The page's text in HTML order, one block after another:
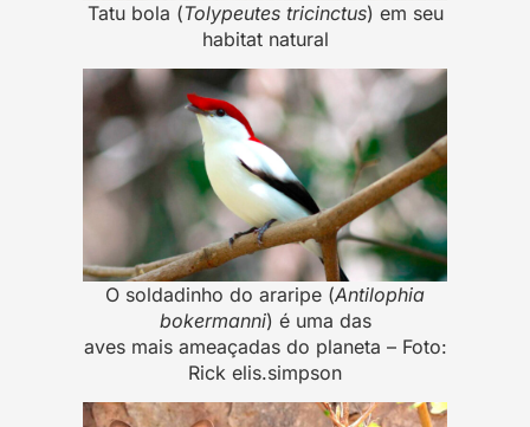
Tatu bola (Tolypeutes tricinctus) em seu
habitat natural
O soldadinho do araripe (Antilophia
bokermanni) é uma das
aves mais ameaçadas do planeta – Foto:
Rick elis.simpson